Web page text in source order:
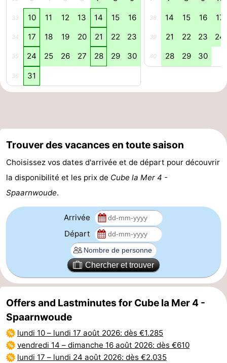
Astuces
pour
touristes
Adresses
Contact
33 10 11 12 13 14 15 16
34 17 18 19 20 21 22 23
35 24 25 26 27 28 29 30
36 31
38 14 15 16 17
39 21 22 23 24
40 28 29 30
Trouver des vacances en toute saison
Choisissez vos dates d'arrivée et de départ pour découvrir
la disponibilité et les prix de Cube la Mer 4 -
Spaarnwoude.
Arrivée
Départ
Chercher et trouver
Offers and Lastminutes for Cube la Mer 4 -
Spaarnwoude
lundi 10 – lundi 17 août 2026: dès €1.285
vendredi 14 – dimanche 16 août 2026: dès €610
lundi 17 – lundi 24 août 2026: dès €2.035